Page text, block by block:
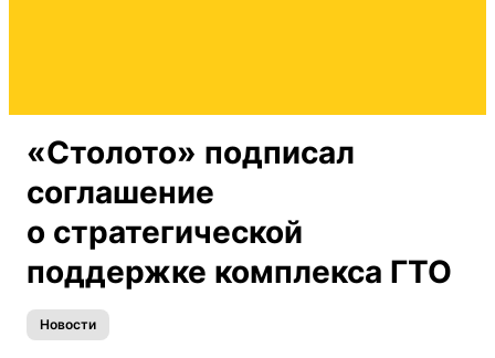
«Столото» подписал
соглашение
о стратегической
поддержке комплекса ГТО
Новости